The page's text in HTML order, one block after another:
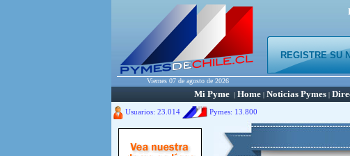
REGISTRE SU
Viernes 07 de agosto de 2026
Mi Pyme | Home | Noticias Pymes |
Usuarios: 23.014 Pymes: 13.800